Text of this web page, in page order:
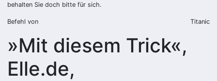
behalten Sie doch bitte für sich.
Befehl von Titanic
»Mit diesem Trick«,
Elle.de,